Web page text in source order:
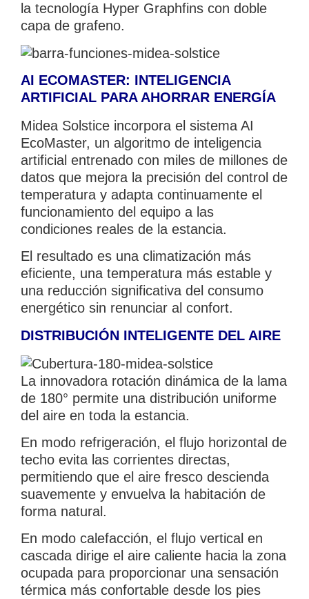
la tecnología Hyper Graphfins con doble
capa de grafeno.
AI ECOMASTER: INTELIGENCIA
ARTIFICIAL PARA AHORRAR ENERGÍA
Midea Solstice incorpora el sistema AI
EcoMaster, un algoritmo de inteligencia
artificial entrenado con miles de millones de
datos que mejora la precisión del control de
temperatura y adapta continuamente el
funcionamiento del equipo a las
condiciones reales de la estancia.
El resultado es una climatización más
eficiente, una temperatura más estable y
una reducción significativa del consumo
energético sin renunciar al confort.
DISTRIBUCIÓN INTELIGENTE DEL AIRE
La innovadora rotación dinámica de la lama
de 180° permite una distribución uniforme
del aire en toda la estancia.
En modo refrigeración, el flujo horizontal de
techo evita las corrientes directas,
permitiendo que el aire fresco descienda
suavemente y envuelva la habitación de
forma natural.
En modo calefacción, el flujo vertical en
cascada dirige el aire caliente hacia la zona
ocupada para proporcionar una sensación
térmica más confortable desde los pies